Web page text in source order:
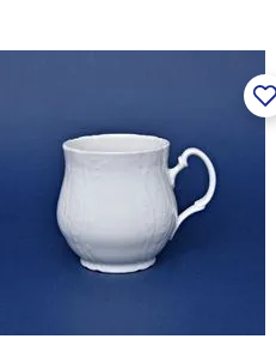
na výrobu
je schopen